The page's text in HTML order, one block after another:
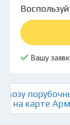
© 2026 Все
Вашу
на карте